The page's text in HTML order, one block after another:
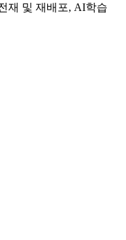
재 및 재배포, AI학습